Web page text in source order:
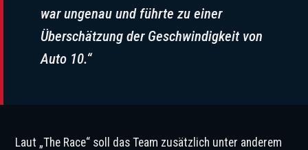
war ungenau und führte zu einer
Überschätzung der Geschwindigkeit von
Auto 10.“
Laut „The Race“ soll das Team zusätzlich unter anderem